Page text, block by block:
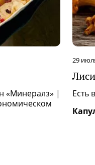
«Минералз» |
29
Есть